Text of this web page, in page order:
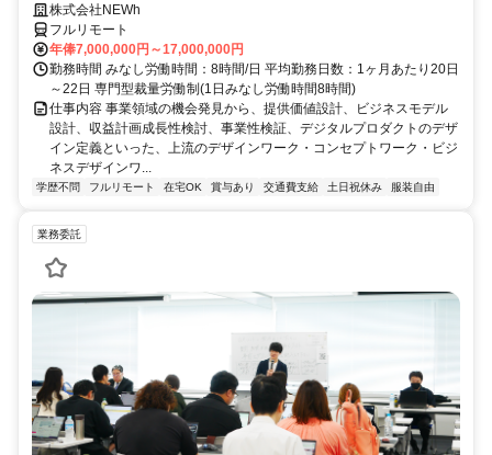
駅 株式会社NEWh
フルリモート
年俸7,000,000円～17,000,000円
勤務時間 みなし労働時間：8時間/日 平均勤務日数：1ヶ月あたり20日
～22日 専門型裁量労働制(1日みなし労働時間8時間)
仕事内容 事業領域の機会発見から、提供価値設計、ビジネスモデル
設計、収益計画成長性検討、事業性検証、デジタルプロダクトのデザ
イン定義といった、上流のデザインワーク・コンセプトワーク・ビジ
ネスデザインワ...
学歴不問 フルリモート 在宅OK 賞与あり 交通費支給 土日祝休み 服装自由
業務委託